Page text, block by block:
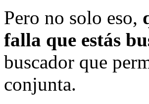
Pero no solo eso,
falla que estás
buscador que
conjunta.